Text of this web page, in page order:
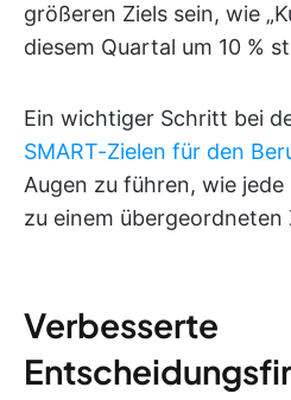
größeren Ziels sein, wie
diesem Quartal um 10 %
Ein wichtiger Schritt bei
SMART-Zielen für den
Augen zu führen, wie
zu einem übergeordneten
Verbesserte